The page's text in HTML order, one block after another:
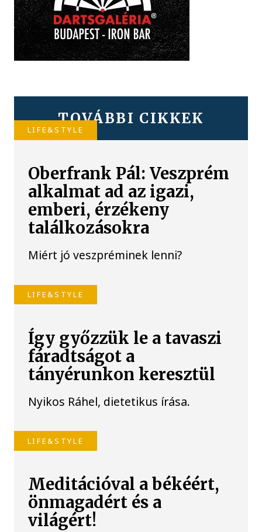
TOVÁBBI CIKKEK
LIFE&STYLE
Oberfrank Pál: Veszprém
alkalmat ad az igazi,
emberi, érzékeny
találkozásokra
Miért jó veszpréminek lenni?
LIFE&STYLE
Így győzzük le a tavaszi
fáradtságot a
tányérunkon keresztül
Nyikos Ráhel, dietetikus írása.
LIFE&STYLE
Meditációval a békéért,
önmagadért és a
világért!